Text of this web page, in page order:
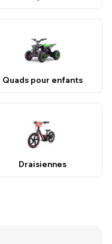
Quads pour enfants
Draisiennes